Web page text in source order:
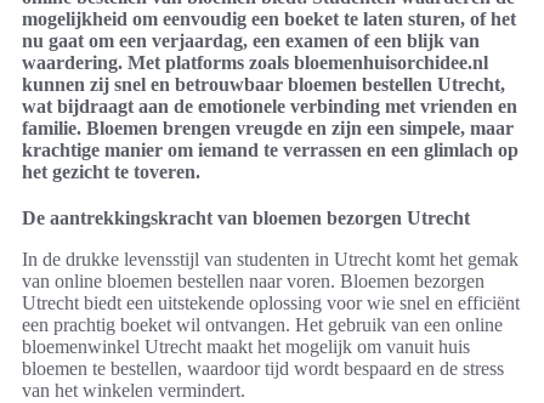
mogelijkheid om eenvoudig een boeket te laten sturen, of het
nu gaat om een verjaardag, een examen of een blijk van
waardering. Met platforms zoals bloemenhuisorchidee.nl
kunnen zij snel en betrouwbaar bloemen bestellen Utrecht,
wat bijdraagt aan de emotionele verbinding met vrienden en
familie. Bloemen brengen vreugde en zijn een simpele, maar
krachtige manier om iemand te verrassen en een glimlach op
het gezicht te toveren.
De aantrekkingskracht van bloemen bezorgen Utrecht
In de drukke levensstijl van studenten in Utrecht komt het gemak
van online bloemen bestellen naar voren. Bloemen bezorgen
Utrecht biedt een uitstekende oplossing voor wie snel en efficiënt
een prachtig boeket wil ontvangen. Het gebruik van een online
bloemenwinkel Utrecht maakt het mogelijk om vanuit huis
bloemen te bestellen, waardoor tijd wordt bespaard en de stress
van het winkelen vermindert.